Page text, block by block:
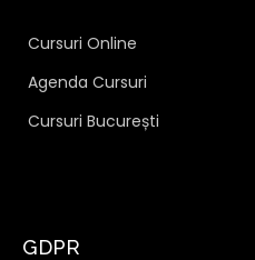
Cursuri Online
Agenda Cursuri
Cursuri București
GDPR